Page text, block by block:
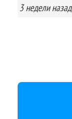
3 неделиназад